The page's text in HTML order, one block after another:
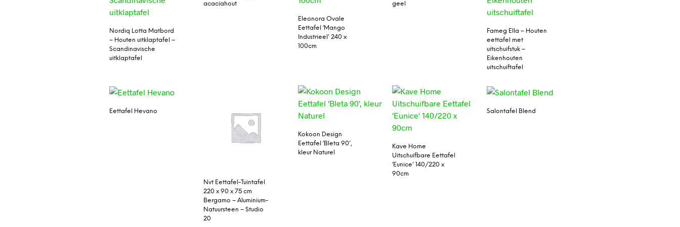
Nordiq Lotta Matbord
– Houten uitklaptafel –
Scandinavische
uitklaptafel
acaciahout
Eleonora Ovale
Eettafel ‘Mango
Industrieel’ 240 x
100cm
geel
Fameg Ella – Houten
eettafel met
uitschuifstuk –
Eikenhouten
uitschuiftafel
Eettafel Hevano
Nvt Eettafel-Tuintafel
220 x 90 x 75 cm
Bergamo – Aluminium-
Natuursteen – Studio
20
Kokoon Design
Eettafel ‘Bleta 90’,
kleur Naturel
Kave Home
Uitschuifbare Eettafel
‘Eunice’ 140/220 x
90cm
Salontafel Blend